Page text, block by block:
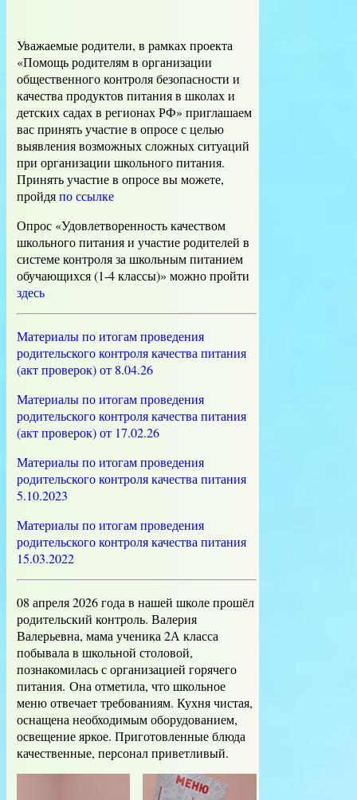
Уважаемые родители, в рамках проекта
«Помощь родителям в организации
общественного контроля безопасности и
качества продуктов питания в школах и
детских садах в регионах РФ» приглашаем
вас принять участие в опросе с целью
выявления возможных сложных ситуаций
при организации школьного питания.
Принять участие в опросе вы можете,
пройдяпо ссылке
Опрос «Удовлетворенность качеством
школьного питания и участие родителей в
системе контроля за школьным питанием
обучающихся (1-4 классы)» можно пройти
здесь
Материалы по итогам проведения
родительского контроля качества питания
(акт проверок) от 8.04.26
Материалы по итогам проведения
родительского контроля качества питания
(акт проверок) от 17.02.26
Материалы по итогам проведения
родительского контроля качества питания
5.10.2023
Материалы по итогам проведения
родительского контроля качества питания
15.03.2022
08 апреля 2026 года в нашей школе прошёл
родительский контроль. Валерия
Валерьевна, мама ученика 2А класса
побывала в школьной столовой,
познакомилась с организацией горячего
питания. Она отметила, что школьное
меню отвечает требованиям. Кухня чистая,
оснащена необходимым оборудованием,
освещение яркое. Приготовленные блюда
качественные, персонал приветливый.